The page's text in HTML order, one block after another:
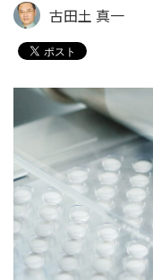
古田土 真一